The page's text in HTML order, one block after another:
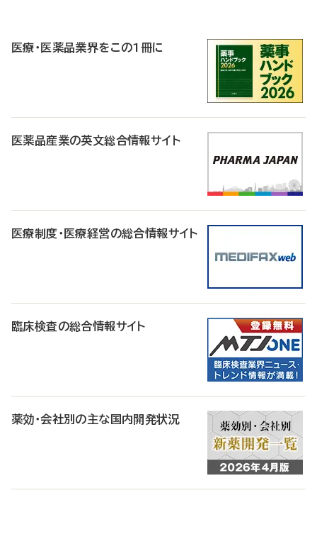
医療・医薬品業界をこの1冊に
医薬品産業の英文総合情報サイト
医療制度・医療経営の総合情報サイト
臨床検査の総合情報サイト
薬効・会社別の主な国内開発状況